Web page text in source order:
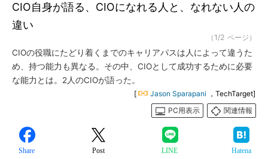
CIO自身が語る、CIOになれる人と、なれない人の
違い
（1/2 ページ）
CIOの役職にたどり着くまでのキャリアパスは人によって違うた
め、持つ能力も異なる。その中、CIOとして成功するために必要
な能力とは。2人のCIOが語った。
[ Jason Sparapani ，TechTarget]
PC用表示
関連情報
Share Post LINE Hatena